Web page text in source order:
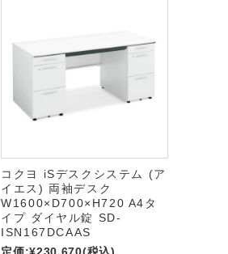
コクヨ iSデスクシステム (ア
イエス) 両袖デスク
W1600×D700×H720 A4タ
イプ ダイヤル錠 SD-
ISN167DCAAS